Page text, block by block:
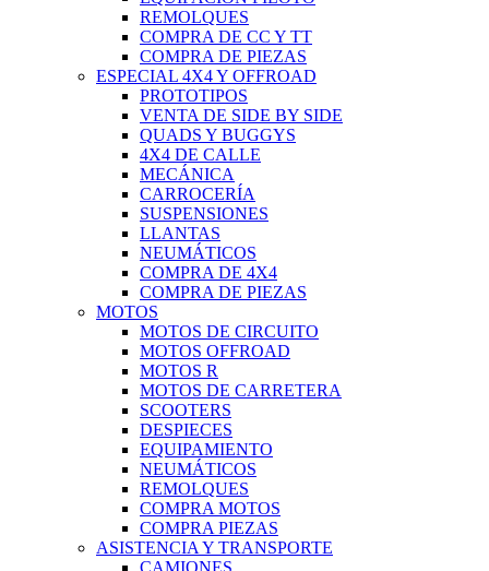
REMOLQUES
COMPRA DE CC Y TT
COMPRA DE PIEZAS
ESPECIAL 4X4 Y OFFROAD
PROTOTIPOS
VENTA DE SIDE BY SIDE
QUADS Y BUGGYS
4X4 DE CALLE
MECÁNICA
CARROCERÍA
SUSPENSIONES
LLANTAS
NEUMÁTICOS
COMPRA DE 4X4
COMPRA DE PIEZAS
MOTOS
MOTOS DE CIRCUITO
MOTOS OFFROAD
MOTOS R
MOTOS DE CARRETERA
SCOOTERS
DESPIECES
EQUIPAMIENTO
NEUMÁTICOS
REMOLQUES
COMPRA MOTOS
COMPRA PIEZAS
ASISTENCIA Y TRANSPORTE
CAMIONES